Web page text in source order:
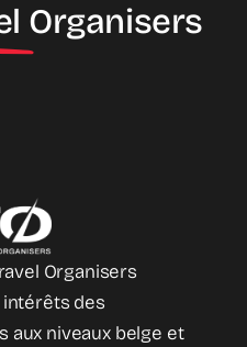
Organisers
Organisers
des
aux niveaux belge et